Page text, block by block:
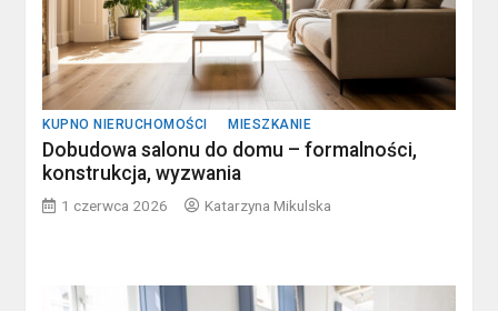
KUPNO NIERUCHOMOŚCI MIESZKANIE
Dobudowa salonu do domu – formalności,
konstrukcja, wyzwania
1 czerwca 2026 Katarzyna Mikulska